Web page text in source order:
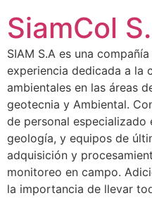
SiamCol
SIAM S.A es una
experiencia dedicada a la
ambientales en las áreas
geotecnia y Ambiental.
de personal especializado
geología, y equipos de
adquisición y
monitoreo en campo.
la importancia de llevar